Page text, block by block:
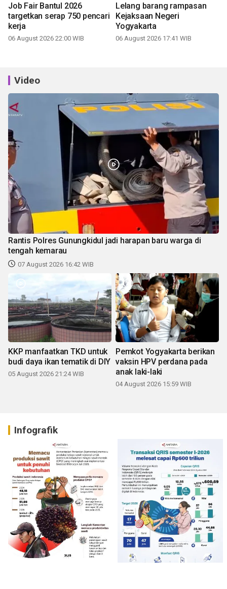
Job Fair Bantul 2026
targetkan serap 750 pencari
kerja
06 August 2026 22:00 WIB
Lelang barang rampasan
Kejaksaan Negeri
Yogyakarta
06 August 2026 17:41 WIB
Video
Rantis Polres Gunungkidul jadi harapan baru warga di
tengah kemarau
07 August 2026 16:42 WIB
KKP manfaatkan TKD untuk
budi daya ikan tematik di DIY
05 August 2026 21:24 WIB
Pemkot Yogyakarta berikan
vaksin HPV perdana pada
anak laki-laki
04 August 2026 15:59 WIB
Infografik